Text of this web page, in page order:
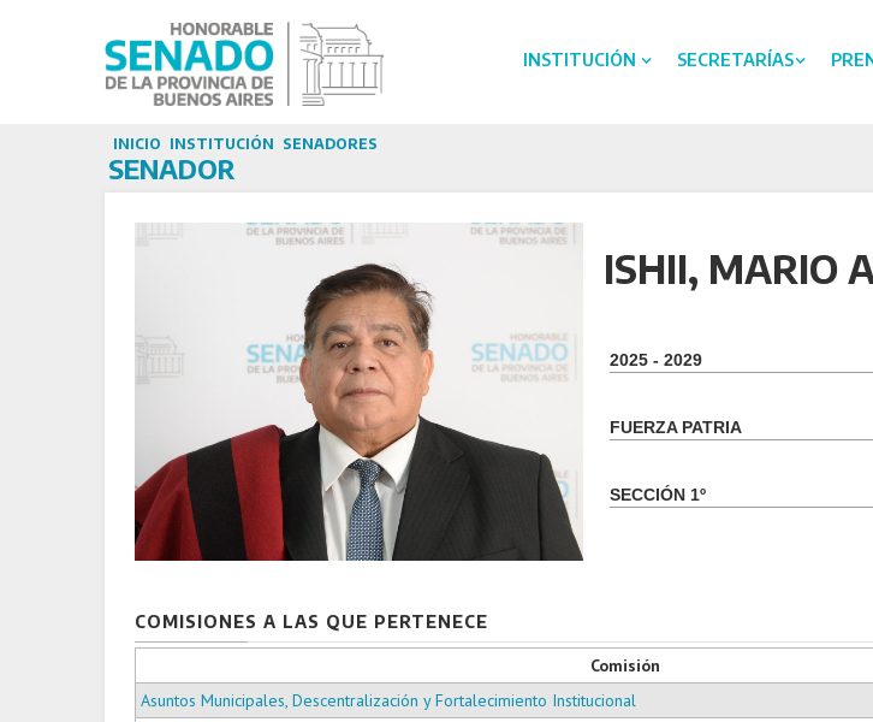
INSTITUCIÓN SECRETARÍAS
INICIO INSTITUCIÓN SENADORES
SENADOR
ISHII, MARIO
2025 - 2029
FUERZA PATRIA
SECCIÓN 1º
COMISIONES A LAS QUE PERTENECE
Comisión
Asuntos Municipales, Descentralización y Fortalecimiento Institucional